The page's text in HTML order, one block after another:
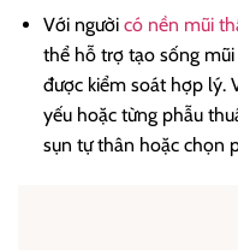
Với người có nền mũi
thể hỗ trợ tạo sống
được kiểm soát hợp lý.
yếu hoặc từng phẫu
sụn tự thân hoặc chọn